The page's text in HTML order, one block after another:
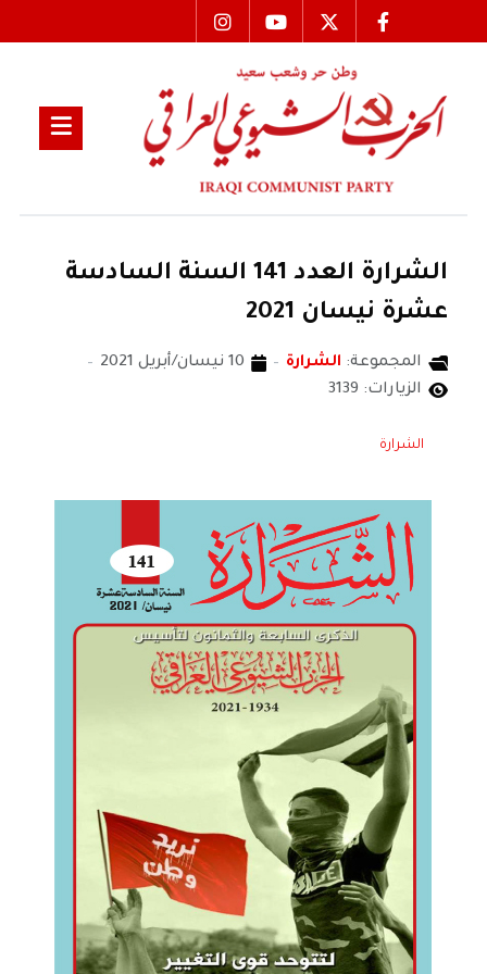
الشرارة العدد 141 السنة السادسة
عشرة نيسان 2021
المجموعة: الشرارة
10 نيسان/أبريل 2021
الزيارات: 3139
الشرارة